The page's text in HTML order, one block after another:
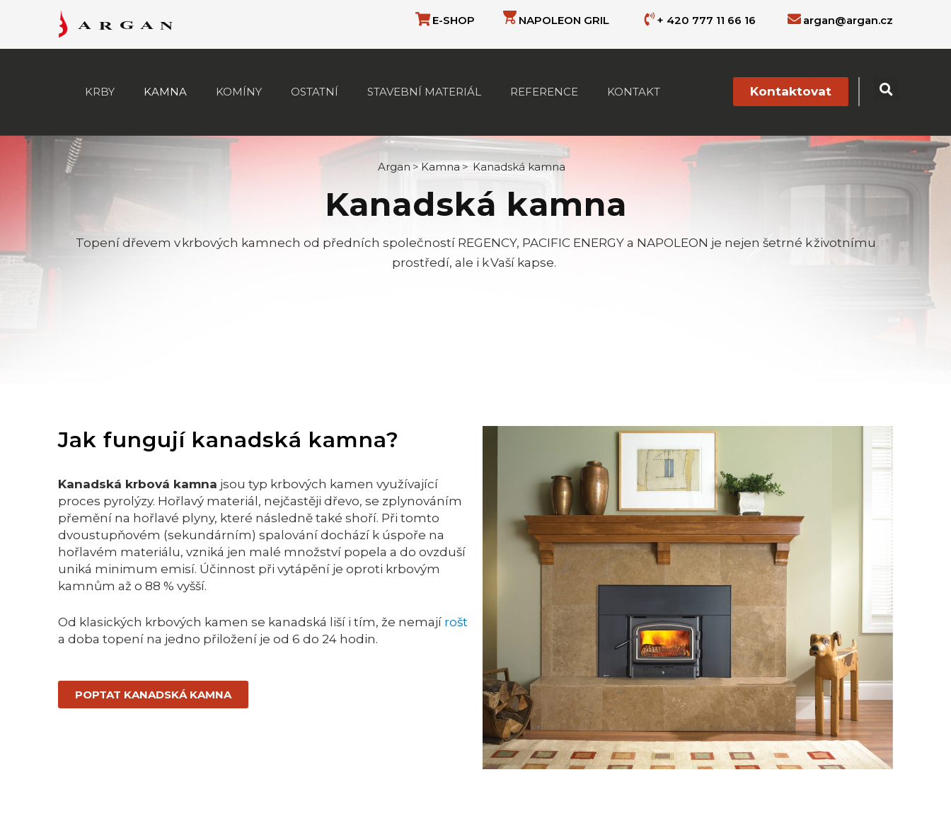
E-SHOP NAPOLEON GRIL + 420 777 11 66 16 argan@argan.cz
KRBY KAMNA KOMÍNY OSTATNÍ STAVEBNÍ MATERIÁL REFERENCE KONTAKT Kontaktovat
Argan>Kamna > Kanadská kamna
Kanadská kamna
Topení dřevem v krbových kamnech od předních společností REGENCY, PACIFIC ENERGY a NAPOLEON je nejen šetrné k životnímu
prostředí, ale i k Vaší kapse.
Jak fungují kanadská kamna?
Kanadská krbová kamna jsou typ krbových kamen využívající
proces pyrolýzy. Hořlavý materiál, nejčastěji dřevo, se zplynováním
přemění na hořlavé plyny, které následně také shoří. Při tomto
dvoustupňovém (sekundárním) spalování dochází k úspoře na
hořlavém materiálu, vzniká jen malé množství popela a do ovzduší
uniká minimum emisí. Účinnost při vytápění je oproti krbovým
kamnům až o 88 % vyšší.
Od klasických krbových kamen se kanadská liší i tím, že nemají rošt
a doba topení na jedno přiložení je od 6 do 24 hodin.
POPTAT KANADSKÁ KAMNA